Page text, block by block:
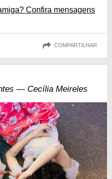
Confira mensagens
COMPARTILHAR
— Cecília Meireles